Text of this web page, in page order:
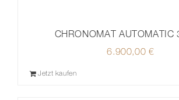
CHRONOMAT AUTOMATIC
6.900,00€
Jetzt kaufen